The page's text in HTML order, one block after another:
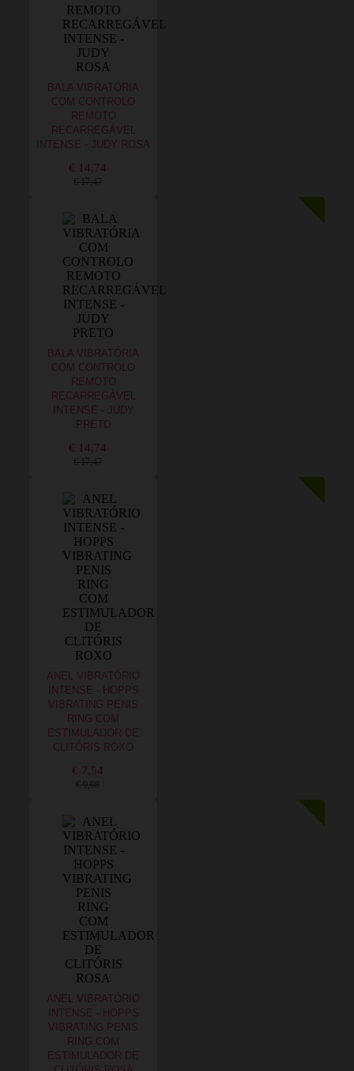
BALA VIBRATÓRIA
COM CONTROLO
REMOTO
RECARREGÁVEL
INTENSE - JUDY ROSA
€ 14,74
€ 17,47
BALA VIBRATÓRIA
COM CONTROLO
REMOTO
RECARREGÁVEL
INTENSE - JUDY
PRETO
€ 14,74
€ 17,47
ANEL VIBRATÓRIO
INTENSE - HOPPS
VIBRATING PENIS
RING COM
ESTIMULADOR DE
CLITÓRIS ROXO
€ 7,54
€ 9,08
ANEL VIBRATÓRIO
INTENSE - HOPPS
VIBRATING PENIS
RING COM
ESTIMULADOR DE